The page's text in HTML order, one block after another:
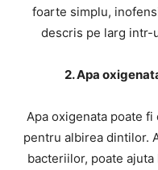
foarte simplu,
descris pe larg intr-
2. Apa
Apa oxigenata poate
pentru albirea dintilor.
bacteriilor, poate